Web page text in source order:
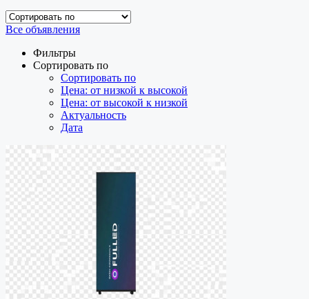
Все объявления
Фильтры
Сортировать по
Сортировать по
Цена: от низкой к высокой
Цена: от высокой к низкой
Актуальность
Дата